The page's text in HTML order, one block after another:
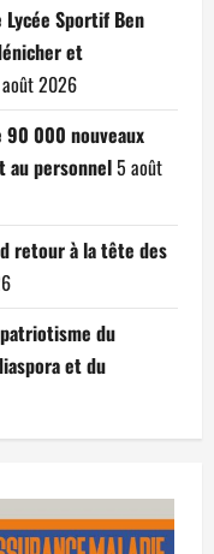
Sportif Ben
et
2026
90 000 nouveaux
au personnel5 août
retour à la tête des
du
et du